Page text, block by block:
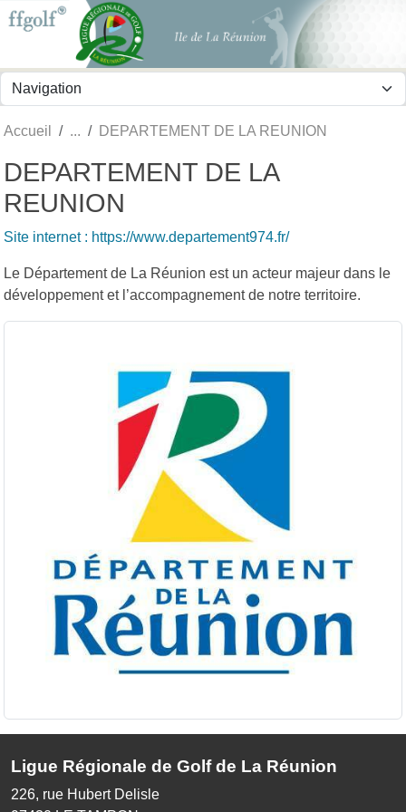
Accueil DEPARTEMENT DE LA REUNION
DEPARTEMENT DE LA
REUNION
Site internet : https://www.departement974.fr/
Le Département de La Réunion est un acteur majeur dans le
développement et l’accompagnement de notre territoire.
Ligue Régionale de Golf de La Réunion
226, rue Hubert Delisle
Panneau de gestion des cookies